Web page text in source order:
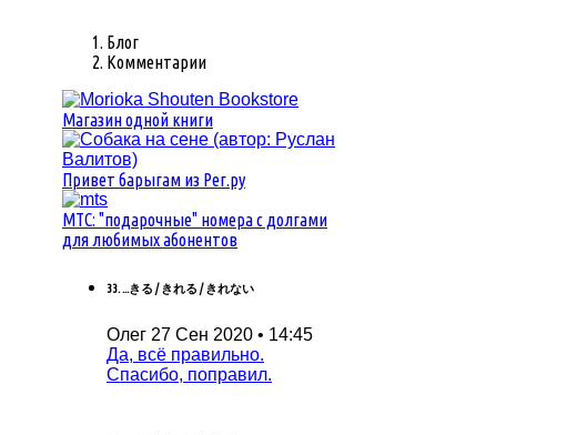
Блог
Комментарии
Магазин одной книги
Привет барыгам из Рег.ру
MTC: "подарочные" номера с долгами
для любимых абонентов
33. ...きる / きれる / きれない
Олег 27 Сен 2020 • 14:45
Да, всё правильно.
Спасибо, поправил.